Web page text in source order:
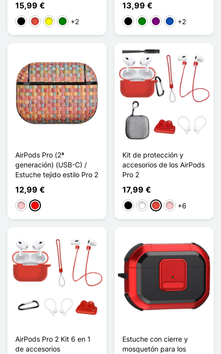
15,99 €
NegroRojoAmarilloVerde
+2
13,99 €
NegroVerdePúrpuraSaphir
+2
AirPods Pro (2ª
generación) (USB-C) /
Estuche tejido estilo Pro 2
12,99 €
RosaArc-en-ciel
Kit de protección y
accesorios de los AirPods
Pro 2
17,99 €
NegroBlancoRojoRosa+6
AirPods Pro 2 Kit 6 en 1
de accesorios
Estuche con cierre y
mosquetón para los